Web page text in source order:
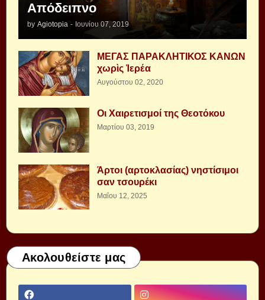
Απόδειπνο
by Agiotopia - Ιουνίου 07, 2019
ΜΕΓΑΣ ΠΑΡΑΚΛΗΤΙΚΟΣ ΚΑΝΩΝ
χωρὶς Ἱερέα
Αυγούστου 02, 2020
Οι Χαιρετισμοί της Θεοτόκου
Μαρτίου 03, 2019
Άρτοι (αρτοκλασίας) νηστίσιμοι
σαν τσουρέκι
Μαΐου 12, 2025
Ακολουθείστε μας